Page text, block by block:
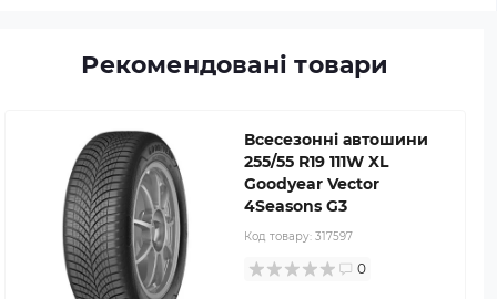
Рекомендовані товари
Всесезонні автошини
255/55 R19 111W XL
Goodyear Vector
4Seasons G3
Код товару: 317597
0